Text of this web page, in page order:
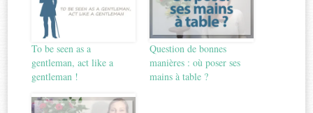
To be seen as a
gentleman, act like a
gentleman !
Question de bonnes
manières : où poser ses
mains à table ?